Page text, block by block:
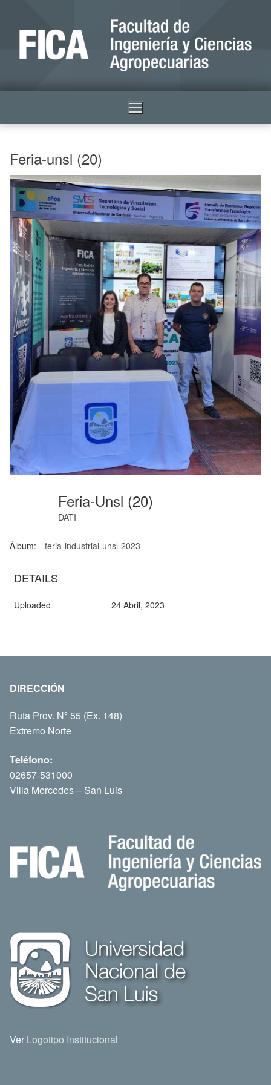
Feria-unsl (20)
Feria-Unsl (20)
DATI
Álbum: feria-industrial-unsl-2023
DETAILS
Uploaded 24 Abril, 2023
DIRECCIÓN
Ruta Prov. Nº 55 (Ex. 148)
Extremo Norte
Teléfono:
02657-531000
Villa Mercedes – San Luis
Ver Logotipo Institucional